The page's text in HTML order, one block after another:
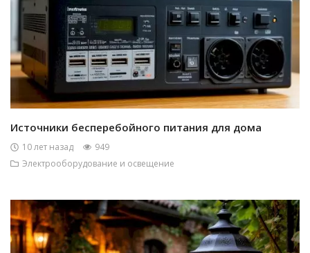
Источники бесперебойного питания для дома
10 лет назад
949
Электрооборудование и освещение